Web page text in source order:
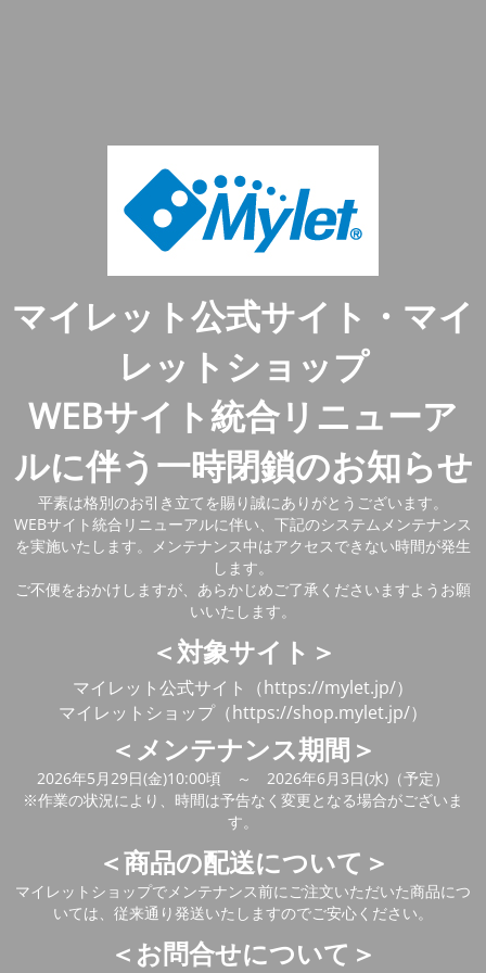
マイレット公式サイト・マイ
レットショップ
WEBサイト統合リニューア
ルに伴う一時閉鎖のお知らせ
平素は格別のお引き立てを賜り誠にありがとうございます。
WEBサイト統合リニューアルに伴い、下記のシステムメンテナンス
を実施いたします。メンテナンス中はアクセスできない時間が発生
します。
ご不便をおかけしますが、あらかじめご了承くださいますようお願
いいたします。
＜対象サイト＞
マイレット公式サイト（https://mylet.jp/）
マイレットショップ（https://shop.mylet.jp/）
＜メンテナンス期間＞
2026年5月29日(金)10:00頃 ～ 2026年6月3日(水)（予定）
※作業の状況により、時間は予告なく変更となる場合がございま
す。
＜商品の配送について＞
マイレットショップでメンテナンス前にご注文いただいた商品につ
いては、従来通り発送いたしますのでご安心ください。
＜お問合せについて＞